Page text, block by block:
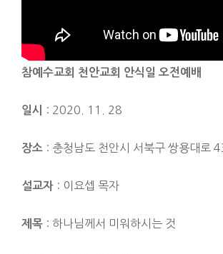
참예수교회 천안교회 안식일 오전예배
일시 : 2020. 11. 28
장소 : 충청남도 천안시 서북구 쌍용대로
설교자 : 이요셉 목자
제목 : 하나님께서 미워하시는 것